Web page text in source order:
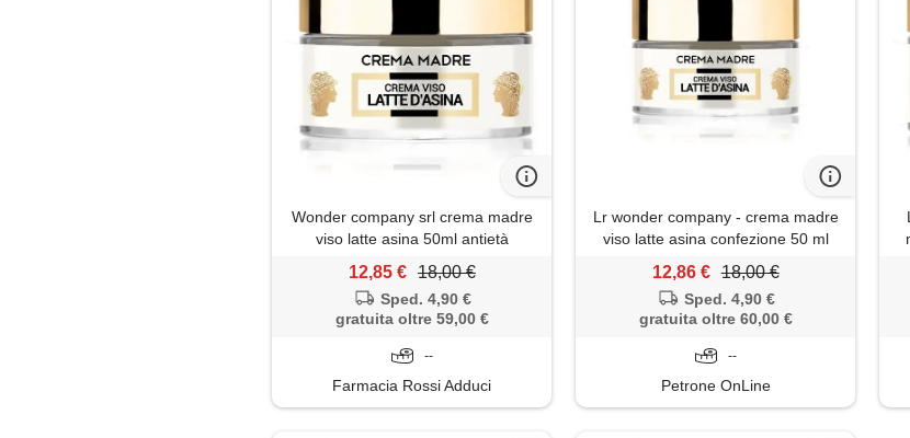
Wonder company srl crema madre
viso latte asina 50ml antietà
riparatrice idratante
12,85 € 18,00 €
Sped. 4,90 €
gratuita oltre 59,00 €
--
Farmacia Rossi Adduci
Lr wonder company - crema madre
viso latte asina confezione 50 ml
12,86 € 18,00 €
Sped. 4,90 €
gratuita oltre 60,00 €
--
Petrone OnLine